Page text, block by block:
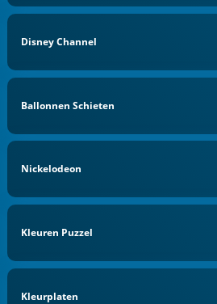
Disney Channel
Ballonnen Schieten
Nickelodeon
Kleuren Puzzel
Kleurplaten